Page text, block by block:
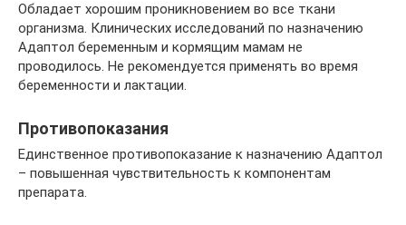
Обладает хорошим проникновением во все ткани
организма. Клинических исследований по назначению
Адаптол беременным и кормящим мамам не
проводилось. Не рекомендуется применять во время
беременности и лактации.
Противопоказания
Единственное противопоказание к назначению Адаптол
– повышенная чувствительность к компонентам
препарата.